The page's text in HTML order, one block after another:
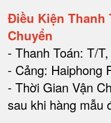
Điều Kiện Thanh
Chuyển
- Thanh Toán: T/
- Cảng: Haiphong
- Thời Gian Vận
sau khi hàng mẫu